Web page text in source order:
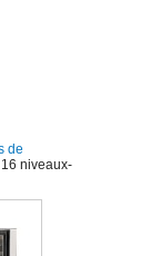
de
niveaux-